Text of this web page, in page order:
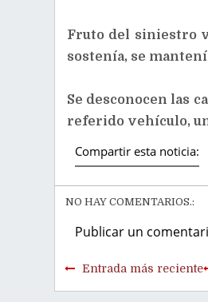
Fruto del siniestro
sostenía, se
Se desconocen las
referido vehículo,
Compartir esta noticia:
NO HAY COMENTARIOS.:
Publicar un
Entrada más reciente